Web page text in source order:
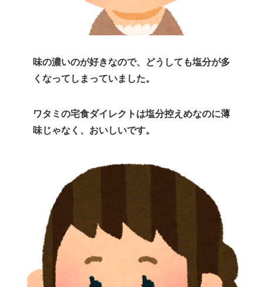
味の濃いのが好きなので、どうしても塩分が多
くなってしまっていました。
ワタミの宅食ダイレクトは塩分控えめなのに薄
味じゃなく、おいしいです。